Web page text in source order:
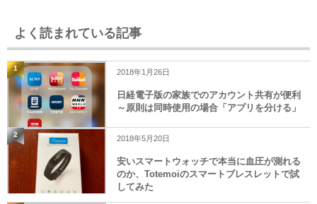
よく読まれている記事
1 2018年1月26日
日経電子版の家族でのアカウント共有が便利
～原則は同時使用の場合「アプリを分ける」
2 2018年5月20日
安いスマートウォッチで本当に血圧が測れる
のか、Totemoiのスマートブレスレットで試
してみた